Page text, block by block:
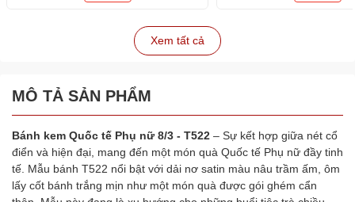
Xem tất cả
MÔ TẢ SẢN PHẨM
Bánh kem Quốc tế Phụ nữ 8/3 - T522 – Sự kết hợp giữa nét cổ
điển và hiện đại, mang đến một món quà Quốc tế Phụ nữ đầy tinh
tế. Mẫu bánh T522 nổi bật với dải nơ satin màu nâu trầm ấm, ôm
lấy cốt bánh trắng mịn như một món quà được gói ghém cẩn